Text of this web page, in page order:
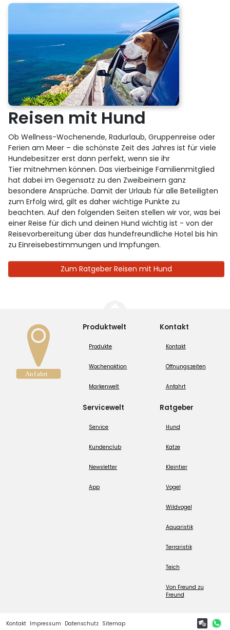
Reisen mit Hund
Ob Wellness-Wochenende, Radurlaub, Gruppenreise oder
Ferien am Meer – die schönste Zeit des Jahres ist für viele
Hundebesitzer erst dann perfekt, wenn sie ihr
Tier mitnehmen können. Das vierbeinige Familienmitglied
hat dabei im Gegensatz zu den Zweibeinern ganz
besondere Ansprüche. Damit der Urlaub für alle Beteiligten
zum Erfolg wird, gilt es daher wichtige Punkte zu
beachten. Auf den folgenden Seiten stellen wir vor, was bei
einer Reise für dich und deinen Hund wichtig ist - von der
Reisevorbereitung über das hundefreundliche Hotel bis hin
zu Einreisebestimmungen und Impfungen.
Zum Ratgeber Reisen mit Hund
Produktwelt
Produkte
Wochenaktion
Markenwelt
Servicewelt
Service
Kundenclub
Newsletter
App
Kontakt
Kontakt
Öffnungszeiten
Anfahrt
Ratgeber
Hund
Katze
Kleintier
Vogel
Wildvogel
Aquaristik
Terraristik
Teich
Von Freund zu
Freund
Kontakt Impressum Datenschutz Sitemap